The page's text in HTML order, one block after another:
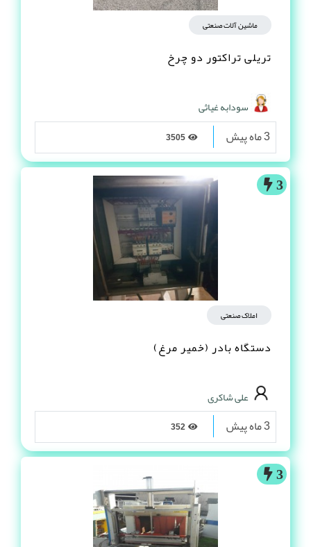
ماشین آلات صنعتی
تریلی تراکتور دو چرخ
سودابه غیاثی
3 ماه پیش
3
املاک صنعتی
دستگاه بادر (خمیر مرغ)
علی شاکری
3 ماه پیش
3